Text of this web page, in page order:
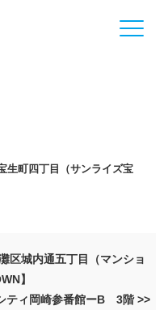
生町四丁目（サンライズ宝
区城内通五丁目（マンショ
】
ティ岡崎参番館ーB 3階 >>